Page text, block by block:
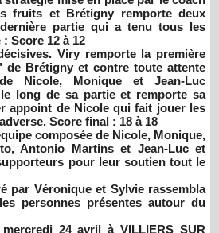
fruits et Brétigny remporte deux
partie qui a tenu tous les
Score 12 à 12
Viry remporte la première
de Brétigny et contre toute attente
Nicole, Monique et Jean-Luc
long de sa partie et remporte sa
appoint de Nicole qui fait jouer les
Score final : 18 à 18
composée de Nicole, Monique,
Antonio Martins et Jean-Luc et
pour leur soutien tout le
par Véronique et Sylvie rassembla
personnes présentes autour du
24 avril à VILLIERS SUR